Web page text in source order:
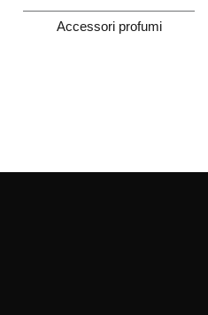
Accessori profumi